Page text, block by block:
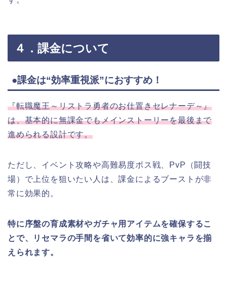
４．課金について
●課金は“効率重視派”におすすめ！
『転職魔王～リストラ勇者のお仕置きセレナーデ～』
は、基本的に無課金でもメインストーリーを最後まで
進められる設計です。
ただし、イベント攻略や高難易度ボス戦、PvP（闘技
場）で上位を狙いたい人は、課金によるブーストが非
常に効果的。
特に序盤の育成素材やガチャ用アイテムを確保するこ
とで、リセマラの手間を省いて効率的に強キャラを揃
えられます。